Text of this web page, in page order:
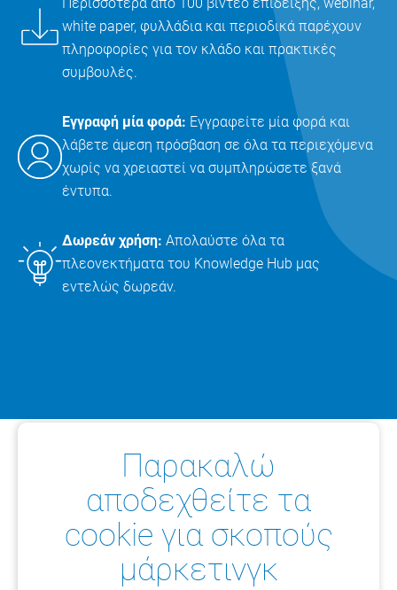
white paper, φυλλάδια και περιοδικά παρέχουν
πληροφορίες για τον κλάδο και πρακτικές
συμβουλές.
Εγγραφή μία φορά: Εγγραφείτε μία φορά και
λάβετε άμεση πρόσβαση σε όλα τα περιεχόμενα
χωρίς να χρειαστεί να συμπληρώσετε ξανά
έντυπα.
Δωρεάν χρήση: Απολαύστε όλα τα
πλεονεκτήματα του Knowledge Hub μας
εντελώς δωρεάν.
Παρακαλώ
αποδεχθείτε τα
cookie για σκοπούς
μάρκετινγκ